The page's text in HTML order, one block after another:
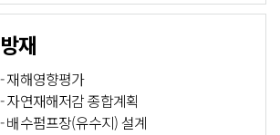
방재
- 재해영향평가
- 자연재해저감 종합계획
- 배수펌프장(유수지) 설계